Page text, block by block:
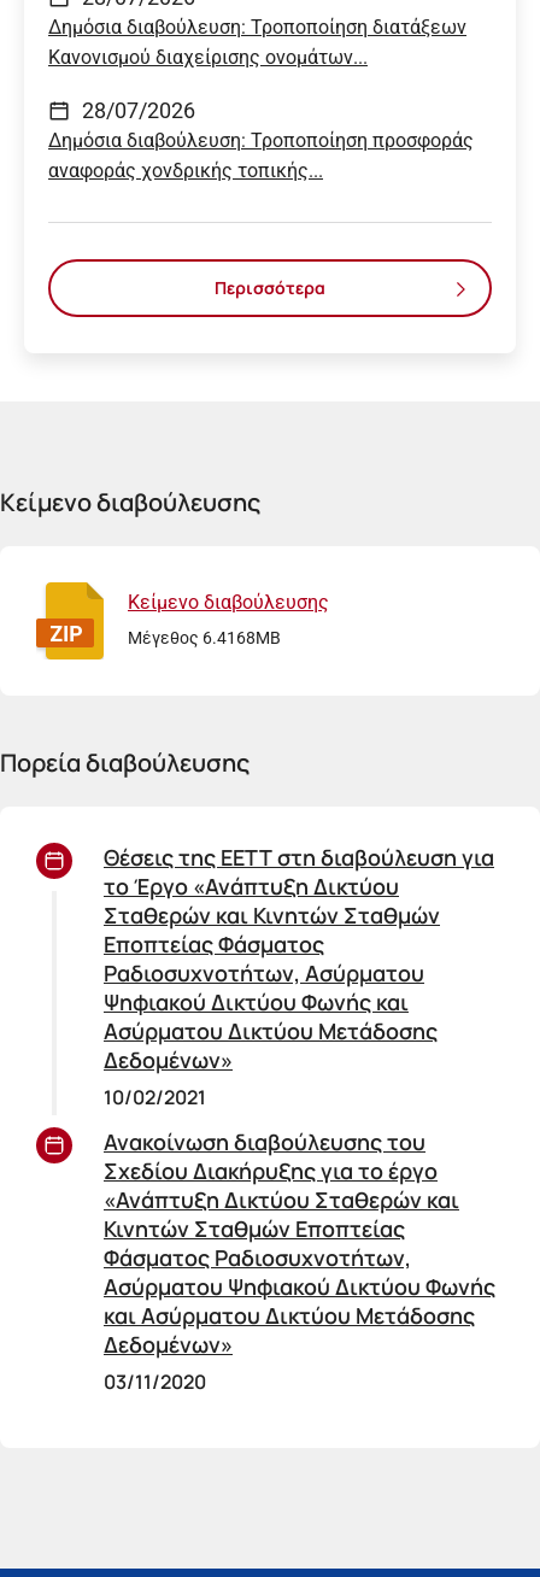
Δημόσια διαβούλευση: Τροποποίηση διατάξεων
Κανονισμού διαχείρισης ονομάτων...
28/07/2026
Δημόσια διαβούλευση: Τροποποίηση προσφοράς
αναφοράς χονδρικής τοπικής...
Περισσότερα
Κείμενο διαβούλευσης
Κείμενο διαβούλευσης
Μέγεθος 6.4168MB
Πορεία διαβούλευσης
Θέσεις της ΕΕΤΤ στη διαβούλευση για
το Έργο «Ανάπτυξη Δικτύου
Σταθερών και Κινητών Σταθμών
Εποπτείας Φάσματος
Ραδιοσυχνοτήτων, Ασύρματου
Ψηφιακού Δικτύου Φωνής και
Ασύρματου Δικτύου Μετάδοσης
Δεδομένων»
10/02/2021
Ανακοίνωση διαβούλευσης του
Σχεδίου Διακήρυξης για το έργο
«Ανάπτυξη Δικτύου Σταθερών και
Κινητών Σταθμών Εποπτείας
Φάσματος Ραδιοσυχνοτήτων,
Ασύρματου Ψηφιακού Δικτύου Φωνής
και Ασύρματου Δικτύου Μετάδοσης
Δεδομένων»
03/11/2020